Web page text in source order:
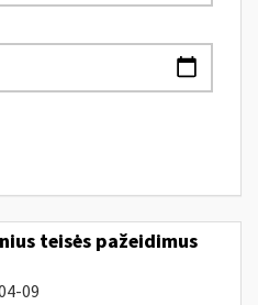
teisės pažeidimus
09